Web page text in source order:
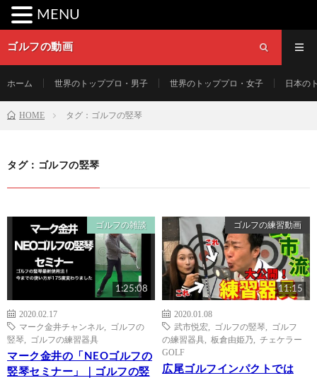
ゴルフの動画
ホーム 世界のトッププロ・男子 世界のトッププロ・女子 日本の
HOME タグ：ゴルフの竪琴
タグ：ゴルフの竪琴
ゴルフの雑談
1:25:08
2020.02.17
マーク金井チャンネル
ゴルフの
竪琴
ゴルフの練習器具
マーク金井の「NEOゴルフの
竪琴セミナー」｜ゴルフの竪
ゴルフの練習動画
11:15
2020.01.08
武市悦宏
ゴルフの竪琴
ゴルフ
の練習器具
板倉由姫乃
チェケラー
GOLF
広尾ゴルフインパクトでは
MENU